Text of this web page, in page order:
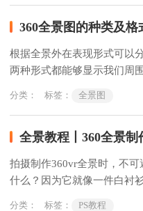
360全景图的种类及格
根据全景外在表现形式可以
两种形式都能够显示我们周
分类： 标签： 全景图
全景教程丨360全景制
拍摄制作360vr全景时，不
什么？因为它就像一件白衬
分类： 标签： PS教程